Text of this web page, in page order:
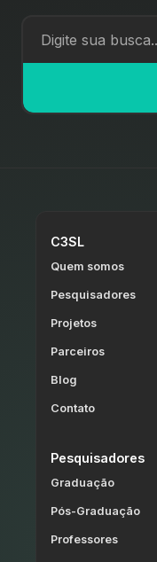
C3SL
Quem somos
Pesquisadores
Projetos
Parceiros
Blog
Contato
Pesquisadores
Graduação
Pós-Graduação
Professores